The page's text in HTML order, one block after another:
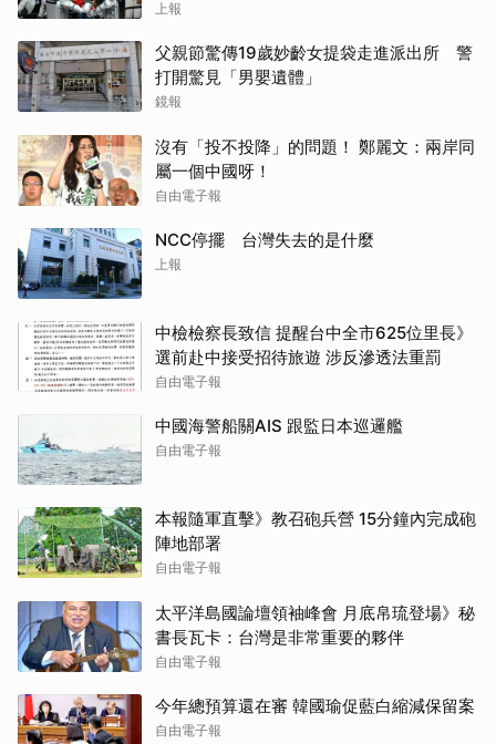
上報
父親節驚傳19歲妙齡女提袋走進派出所 警
打開驚見「男嬰遺體」
鏡報
沒有「投不投降」的問題！ 鄭麗文：兩岸同
屬一個中國呀！
自由電子報
NCC停擺 台灣失去的是什麼
上報
中檢檢察長致信 提醒台中全市625位里長》
選前赴中接受招待旅遊 涉反滲透法重罰
自由電子報
中國海警船關AIS 跟監日本巡邏艦
自由電子報
本報隨軍直擊》教召砲兵營 15分鐘內完成砲
陣地部署
自由電子報
太平洋島國論壇領袖峰會 月底帛琉登場》秘
書長瓦卡：台灣是非常重要的夥伴
自由電子報
今年總預算還在審 韓國瑜促藍白縮減保留案
自由電子報